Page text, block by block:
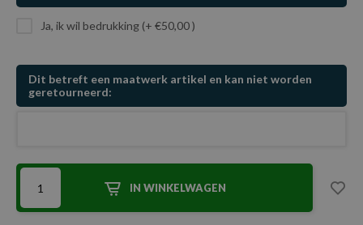
Ja, ik wil bedrukking (+ €50,00 )
Dit betreft een maatwerk artikel en kan niet worden
geretourneerd:
IN WINKELWAGEN